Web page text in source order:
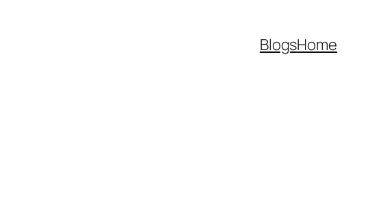
BlogsHome